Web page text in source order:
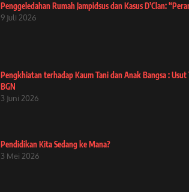
Penggeledahan Rumah Jampidsus dan Kasus D’Clan:
9 Juli 2026
Pengkhiatan terhadap Kaum Tani dan Anak Bangsa :
BGN
3 Juni 2026
Pendidikan Kita Sedang ke Mana?
3 Mei 2026